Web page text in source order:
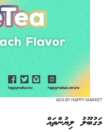
ADS BY HAPPY MARKET
މަގުބޫލު ލިޔުންތައް